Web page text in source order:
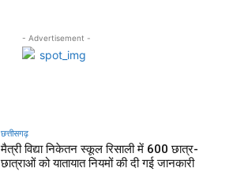
- Advertisement -
छत्तीसगढ़
मैत्री विद्या निकेतन स्कूल रिसाली में 600 छात्र-
छात्राओं को यातायात नियमों की दी गई जानकारी